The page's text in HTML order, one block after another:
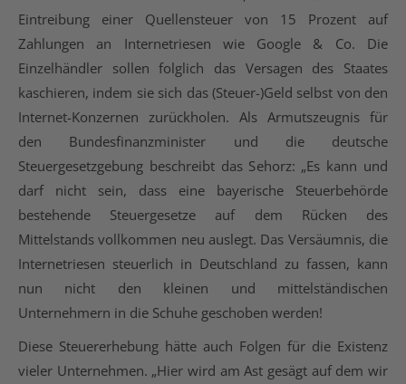
Eintreibung einer Quellensteuer von 15 Prozent auf
Zahlungen an Internetriesen wie Google & Co. Die
Einzelhändler sollen folglich das Versagen des Staates
kaschieren, indem sie sich das (Steuer-)Geld selbst von den
Internet-Konzernen zurückholen. Als Armutszeugnis für
den Bundesfinanzminister und die deutsche
Steuergesetzgebung beschreibt das Sehorz: „Es kann und
darf nicht sein, dass eine bayerische Steuerbehörde
bestehende Steuergesetze auf dem Rücken des
Mittelstands vollkommen neu auslegt. Das Versäumnis, die
Internetriesen steuerlich in Deutschland zu fassen, kann
nun nicht den kleinen und mittelständischen
Unternehmern in die Schuhe geschoben werden!
Diese Steuererhebung hätte auch Folgen für die Existenz
vieler Unternehmen. „Hier wird am Ast gesägt auf dem wir